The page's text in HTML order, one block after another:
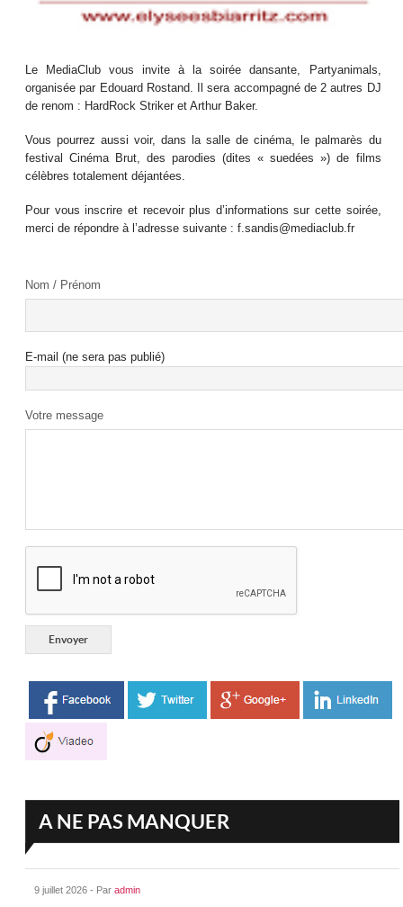
Le MediaClub vous invite à la soirée dansante, Partyanimals,
organisée par Edouard Rostand. Il sera accompagné de 2 autres DJ
de renom : HardRock Striker et Arthur Baker.
Vous pourrez aussi voir, dans la salle de cinéma, le palmarès du
festival Cinéma Brut, des parodies (dites « suedées ») de films
célèbres totalement déjantées.
Pour vous inscrire et recevoir plus d’informations sur cette soirée,
merci de répondre à l’adresse suivante : f.sandis@mediaclub.fr
Nom / Prénom
E-mail (ne sera pas publié)
Votre message
A NE PAS MANQUER
9 juillet 2026 - Paradmin